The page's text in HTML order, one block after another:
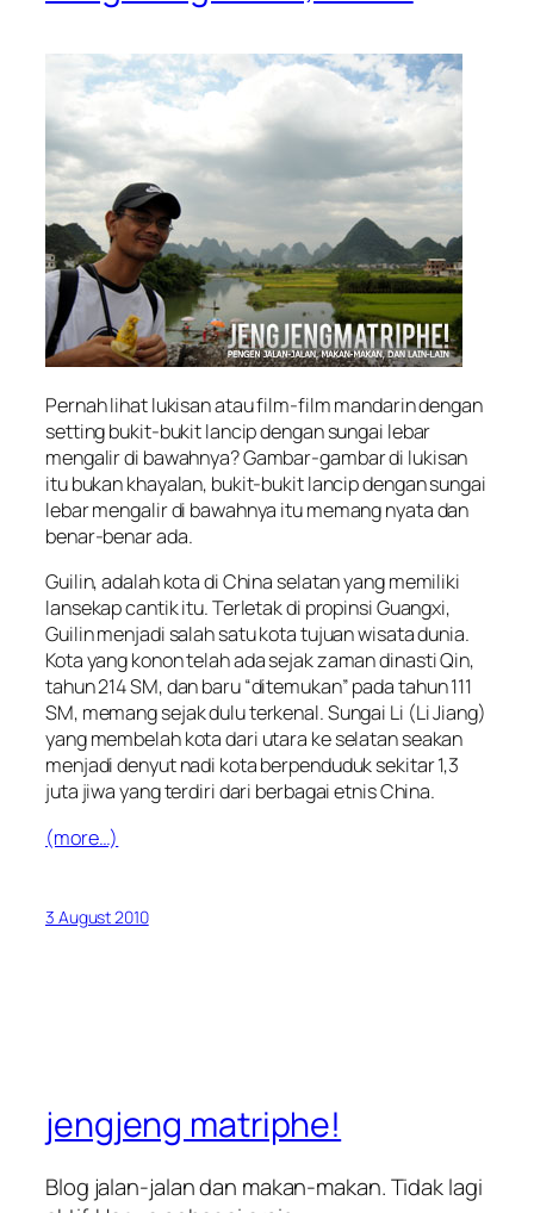
Pernah lihat lukisan atau film-film mandarin dengan
setting bukit-bukit lancip dengan sungai lebar
mengalir di bawahnya? Gambar-gambar di lukisan
itu bukan khayalan, bukit-bukit lancip dengan sungai
lebar mengalir di bawahnya itu memang nyata dan
benar-benar ada.
Guilin, adalah kota di China selatan yang memiliki
lansekap cantik itu. Terletak di propinsi Guangxi,
Guilin menjadi salah satu kota tujuan wisata dunia.
Kota yang konon telah ada sejak zaman dinasti Qin,
tahun 214 SM, dan baru “ditemukan” pada tahun 111
SM, memang sejak dulu terkenal. Sungai Li (Li Jiang)
yang membelah kota dari utara ke selatan seakan
menjadi denyut nadi kota berpenduduk sekitar 1,3
juta jiwa yang terdiri dari berbagai etnis China.
(more…)
3 August 2010
jengjeng matriphe!
Blog jalan-jalan dan makan-makan. Tidak lagi